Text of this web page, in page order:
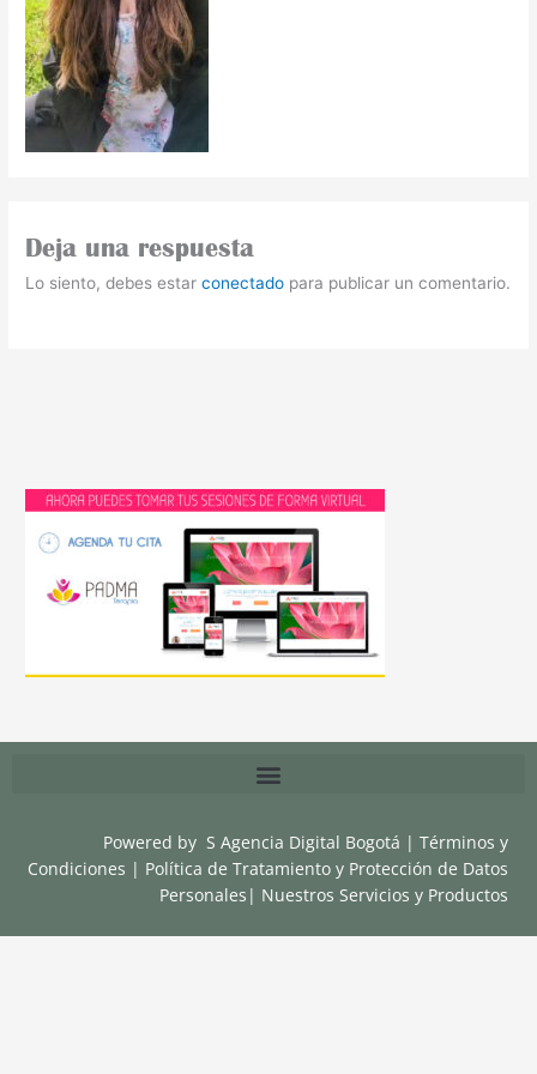
Deja una respuesta
Lo siento, debes estarconectado para publicar un comentario.
Powered by S Agencia Digital Bogotá |Términos y
Condiciones | Política de Tratamiento y Protección de Datos
Personales | Nuestros Servicios y Productos